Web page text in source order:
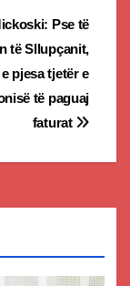
Pse të
të Sllupçanit,
e pjesa tjetër e
të paguaj
faturat